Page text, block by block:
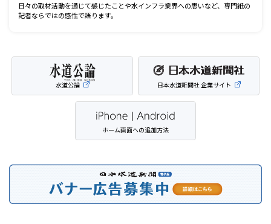
日々の取材活動を通じて感じたことや水インフラ業界への思いなど、専門紙の
記者ならではの感性で語ります。
水道公論 日本水道新聞社 企業サイト
ホーム画面への追加方法